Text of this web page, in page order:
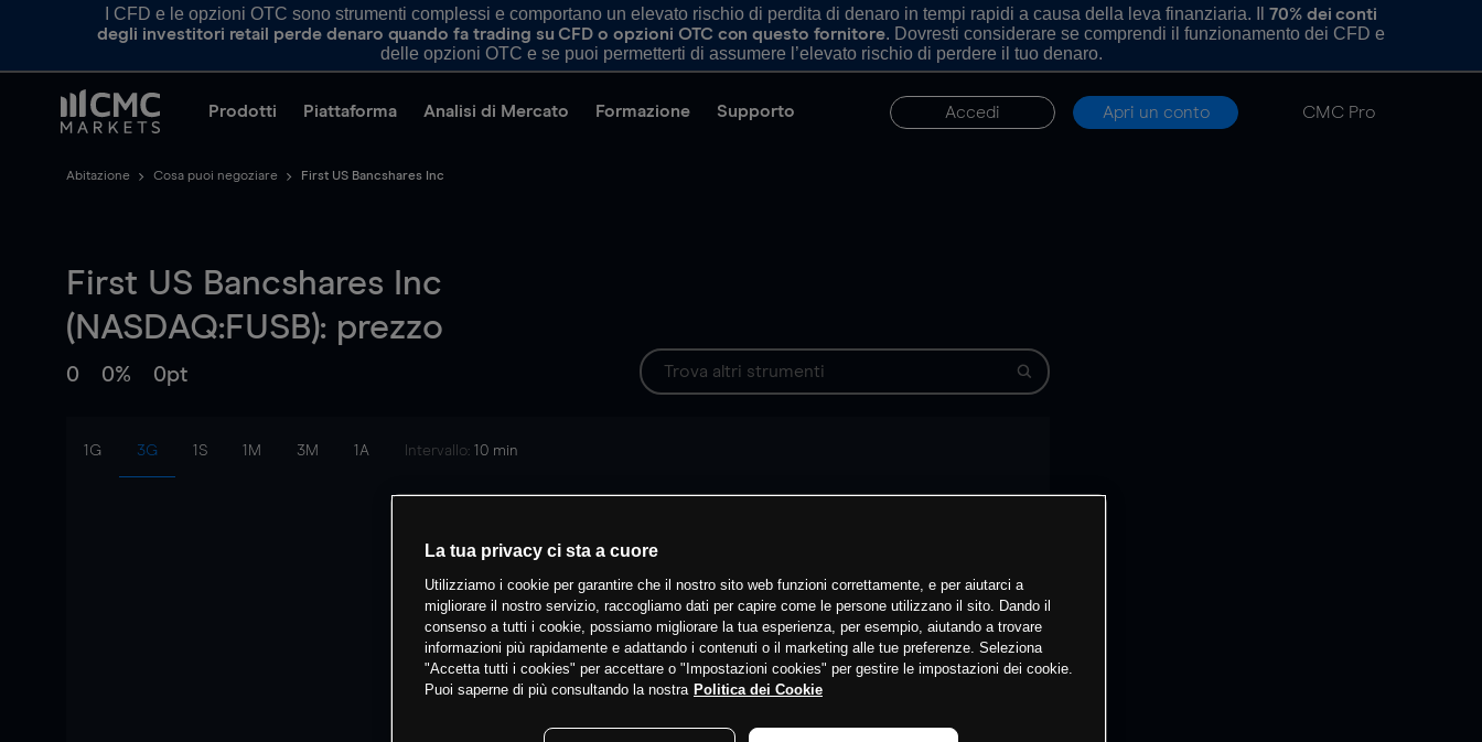
I CFD e le opzioni OTC sono strumenti complessi e comportano un elevato rischio di perdita di denaro in tempi rapidi a causa della leva finanziaria. Il 70% dei conti
degli investitori retail perde denaro quando fa trading su CFD o opzioni OTC con questo fornitore. Dovresti considerare se comprendi il funzionamento dei CFD e
delle opzioni OTC e se puoi permetterti di assumere l’elevato rischio di perdere il tuo denaro.
Prodotti Piattaforma Analisi di Mercato Formazione Supporto Accedi Apri un conto CMC Pro
Abitazione Cosa puoi negoziare First US Bancshares Inc
First US Bancshares Inc
(NASDAQ:FUSB): prezzo
0 0% 0pt
1G 3G 1S 1M 3M 1A Intervallo: 10 min
La tua privacy ci sta a cuore
Utilizziamo i cookie per garantire che il nostro sito web funzioni correttamente, e per aiutarci a
migliorare il nostro servizio, raccogliamo dati per capire come le persone utilizzano il sito. Dando il
consenso a tutti i cookie, possiamo migliorare la tua esperienza, per esempio, aiutando a trovare
informazioni più rapidamente e adattando i contenuti o il marketing alle tue preferenze. Seleziona
"Accetta tutti i cookies" per accettare o "Impostazioni cookies" per gestire le impostazioni dei cookie.
Puoi saperne di più consultando la nostra Politica dei Cookie